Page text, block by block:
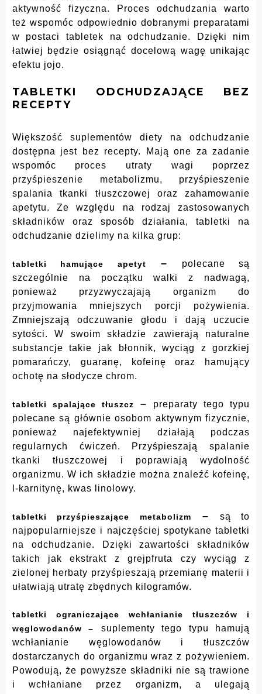
aktywność fizyczna. Proces odchudzania warto
też wspomóc odpowiednio dobranymi preparatami
w postaci tabletek na odchudzanie. Dzięki nim
łatwiej będzie osiągnąć docelową wagę unikając
efektu jojo.
TABLETKI ODCHUDZAJĄCE BEZ
RECEPTY
Większość suplementów diety na odchudzanie
dostępna jest bez recepty. Mają one za zadanie
wspomóc proces utraty wagi poprzez
przyśpieszenie metabolizmu, przyśpieszenie
spalania tkanki tłuszczowej oraz zahamowanie
apetytu. Ze względu na rodzaj zastosowanych
składników oraz sposób działania, tabletki na
odchudzanie dzielimy na kilka grup:
tabletki hamujące apetyt –
polecane są
szczególnie na początku walki z nadwagą,
ponieważ przyzwyczajają organizm do
przyjmowania mniejszych porcji pożywienia.
Zmniejszają odczuwanie głodu i dają uczucie
sytości. W swoim składzie zawierają naturalne
substancje takie jak błonnik, wyciąg z gorzkiej
pomarańczy, guaranę, kofeinę oraz hamujący
ochotę na słodycze chrom.
tabletki spalające tłuszcz –
preparaty tego typu
polecane są głównie osobom aktywnym fizycznie,
ponieważ najefektywniej działają podczas
regularnych ćwiczeń. Przyśpieszają spalanie
tkanki tłuszczowej i poprawiają wydolność
organizmu. W ich składzie można znaleźć kofeinę,
l-karnitynę, kwas linolowy.
tabletki przyśpieszające metabolizm –
są to
najpopularniejsze i najczęściej spotykane tabletki
na odchudzanie. Dzięki zawartości składników
takich jak ekstrakt z grejpfruta czy wyciąg z
zielonej herbaty przyśpieszają przemianę materii i
ułatwiają utratę zbędnych kilogramów.
tabletki ograniczające wchłanianie tłuszczów i
węglowodanów –
suplementy tego typu hamują
wchłanianie węglowodanów i tłuszczów
dostarczanych do organizmu wraz z pożywieniem.
Powodują, że powyższe składniki nie są trawione
i wchłaniane przez organizm, a ulegają